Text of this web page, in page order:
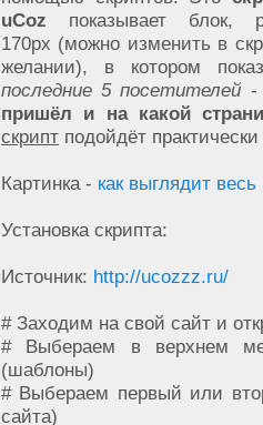
uCoz показывает блок,
170px (можно изменить в
желании), в котором
последние 5 посетителей
пришёл и на какой
скрипт подойдёт
Картинка - как выглядит
Установка скрипта:
Источник: http://ucozzz.ru/
# Заходим на свой сайт и
# Выбераем в верхнем
(шаблоны)
# Выбераем первый или
сайта)